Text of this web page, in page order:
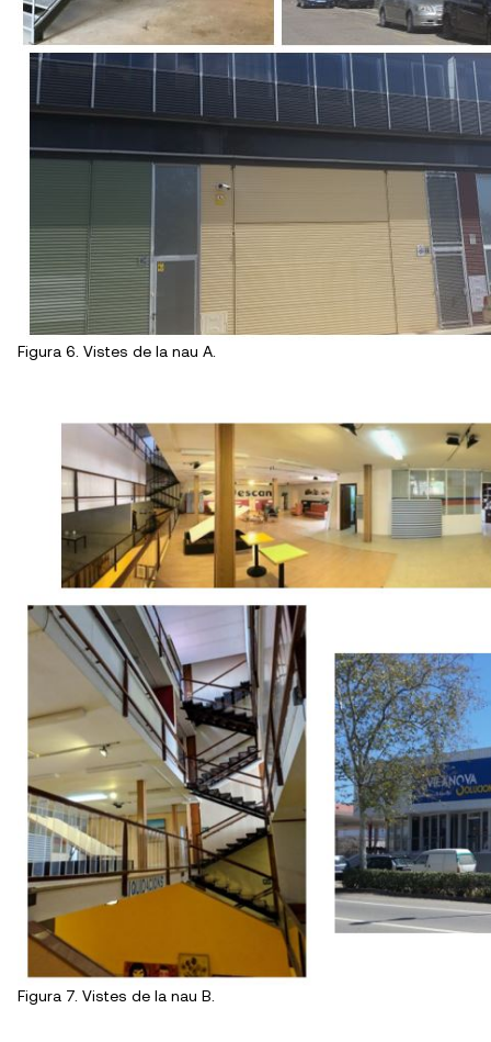
Figura 6. Vistes de la nau A.
Figura 7. Vistes de la nau B.